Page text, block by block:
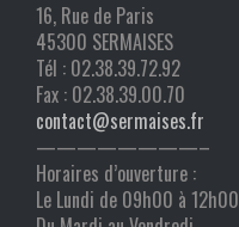
16, Rue de Paris
45300 SERMAISES
Tél : 02.38.39.72.92
Fax : 02.38.39.00.70
contact@sermaises.fr
————————–
Horaires d’ouverture :
Le Lundi de 09h00 à 12h00